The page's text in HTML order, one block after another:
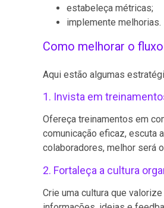
estabeleça métricas;
implemente melhorias.
Como melhorar o
Aqui estão algumas
1. Invista em
Ofereça treinamentos em
comunicação eficaz, escuta
colaboradores, melhor será
2. Fortaleça a cultura
Crie uma cultura que